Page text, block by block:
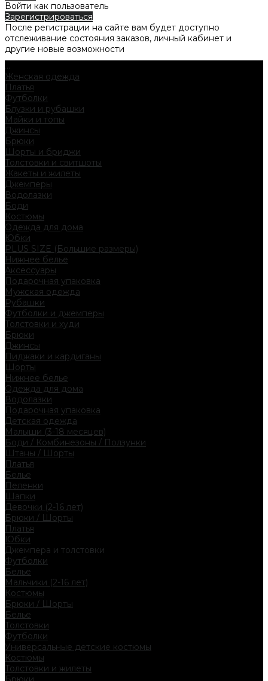
Войти как пользователь
Зарегистрироваться
После регистрации на сайте вам будет доступно
отслеживание состояния заказов, личный кабинет и
другие новые возможности
...
Женская одежда
Платья
Футболки
Блузки и рубашки
Майки и топы
Джинсы
Брюки
Шорты и бриджи
Толстовки и свитшоты
Жакеты и жилеты
Джемперы
Водолазки
Боди
Костюмы
Одежда для дома
Юбки
PLUS SIZE (Большие размеры)
Нижнее белье
Аксессуары
Подарочная упаковка
Мужская одежда
Рубашки
Футболки и джемперы
Толстовки и худи
Брюки
Джинсы
Пиджаки и кардиганы
Шорты
Нижнее белье
Одежда для дома
Водолазки
Подарочная упаковка
Детская одежда
Малыши (3-18 месяцев)
Боди / Комбинезоны / Ползунки
Штаны / Шорты
Платья
Белье
Пеленки
Шапки
Девочки (2-16 лет)
Брюки / Шорты
Платья
Юбки
Джемпера и толстовки
Футболки
Белье
Мальчики (2-16 лет)
Костюмы
Брюки / Шорты
Белье
Толстовки
Футболки
Универсальные детские костюмы
Костюмы
Толстовки и жилеты